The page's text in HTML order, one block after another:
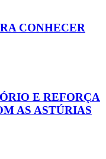
CONHECER
E REFORÇA
AS ASTÚRIAS